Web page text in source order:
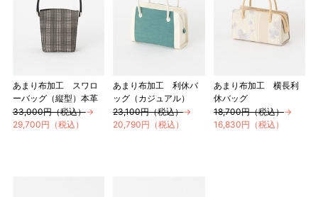
あまり布加工 スワロ
ーバッグ（縦型）本革
33,000円（税込）→
29,700円（税込）
あまり布加工 利休バ
ッグ（カジュアル）
23,100円（税込）→
20,790円（税込）
あまり布加工 横長利
休バッグ
18,700円（税込）→
16,830円（税込）